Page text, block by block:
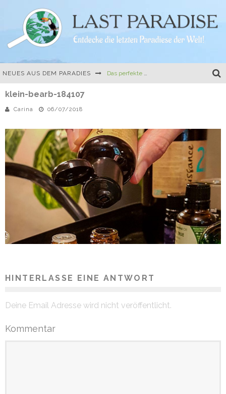
NEUES AUS DEM PARADIES Das perfekte Camping-Gericht: One-Pot-Pasta mit Tomate und Mozzarella
Ferien auf dem Land – 10 besondere Ferienhäuser in Frankreich und Italien
klein-bearb-184107
Carina 06/07/2018
HINTERLASSE EINE ANTWORT
Deine Email Adresse wird nicht veröffentlicht.
Kommentar